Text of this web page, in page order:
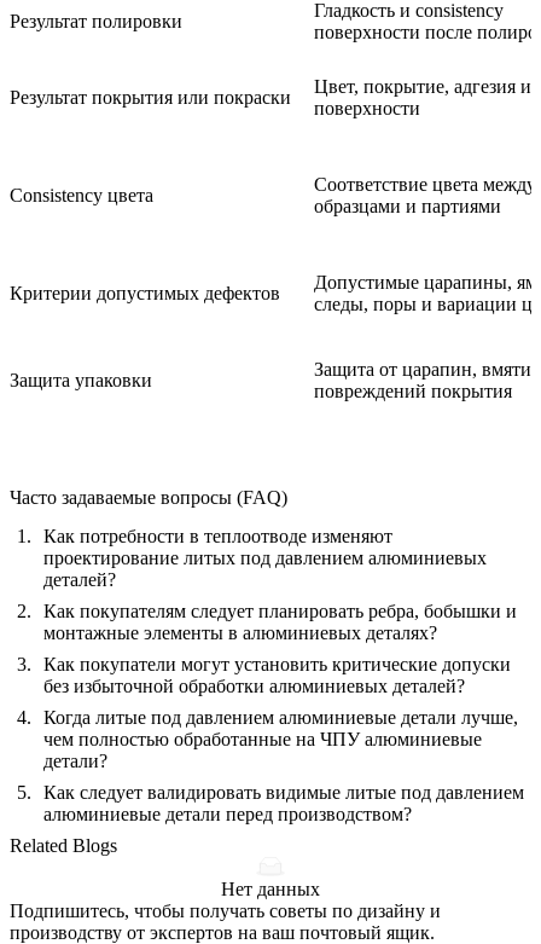
Результат полировки
Гладкость и consistency
поверхности после
Результат покрытия или покраски
Цвет, покрытие, адгезия и
поверхности
Consistency цвета
Соответствие цвета между
образцами и партиями
Критерии допустимых дефектов
Допустимые царапины,
следы, поры и вариации
Защита упаковки
Защита от царапин,
повреждений покрытия
Часто задаваемые вопросы (FAQ)
Как потребности в теплоотводе изменяют
проектирование литых под давлением алюминиевых
деталей?
Как покупателям следует планировать ребра, бобышки и
монтажные элементы в алюминиевых деталях?
Как покупатели могут установить критические допуски
без избыточной обработки алюминиевых деталей?
Когда литые под давлением алюминиевые детали лучше,
чем полностью обработанные на ЧПУ алюминиевые
детали?
Как следует валидировать видимые литые под давлением
алюминиевые детали перед производством?
Related Blogs
Нет данных
Подпишитесь, чтобы получать советы по дизайну и
производству от экспертов на ваш почтовый ящик.